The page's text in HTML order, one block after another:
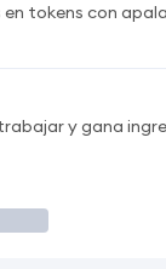
en tokens con
y gana